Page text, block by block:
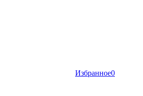
Избранное0